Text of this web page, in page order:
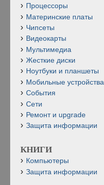
Процессоры
Материнские платы
Чипсеты
Видеокарты
Мультимедиа
Жесткие диски
Ноутбуки и планшеты
Мобильные устройства
События
Сети
Ремонт и upgrade
Защита информации
КНИГИ
Компьютеры
Защита информации